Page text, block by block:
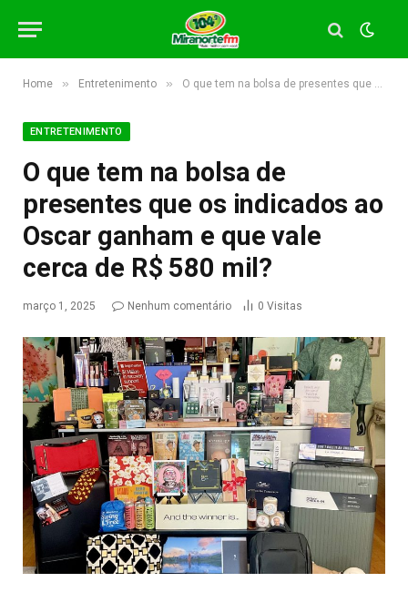
Home » Entretenimento » O que tem na bolsa de presentes que os indicados ao Oscar ganham e que vale cerca de R$ 580 mil?
ENTRETENIMENTO
O que tem na bolsa de
presentes que os indicados ao
Oscar ganham e que vale
cerca de R$ 580 mil?
março 1, 2025 Nenhum comentário 0 Visitas